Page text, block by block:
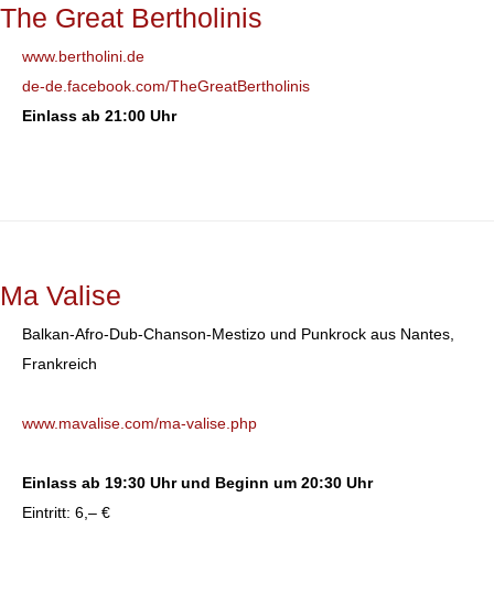
The Great Bertholinis
www.bertholini.de
de-de.facebook.com/TheGreatBertholinis
Einlass ab 21:00 Uhr
Ma Valise
Balkan-Afro-Dub-Chanson-Mestizo und Punkrock aus Nantes,
Frankreich
www.mavalise.com/ma-valise.php
Einlass ab 19:30 Uhr und Beginn um 20:30 Uhr
Eintritt: 6,– €